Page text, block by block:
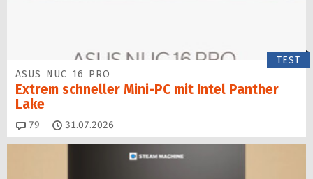
TEST
ASUS NUC 16 PRO
Extrem schneller Mini-PC mit Intel Panther
Lake
79 Kommentare
31.07.2026